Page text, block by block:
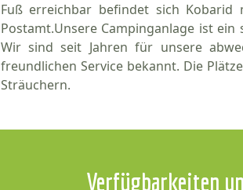
Fuß erreichbar befindet sich Kobarid
Postamt.Unsere Campinganlage ist
Wir sind seit Jahren für unsere
freundlichen Service bekannt. Die
Sträuchern.
Verfügbarkeiten